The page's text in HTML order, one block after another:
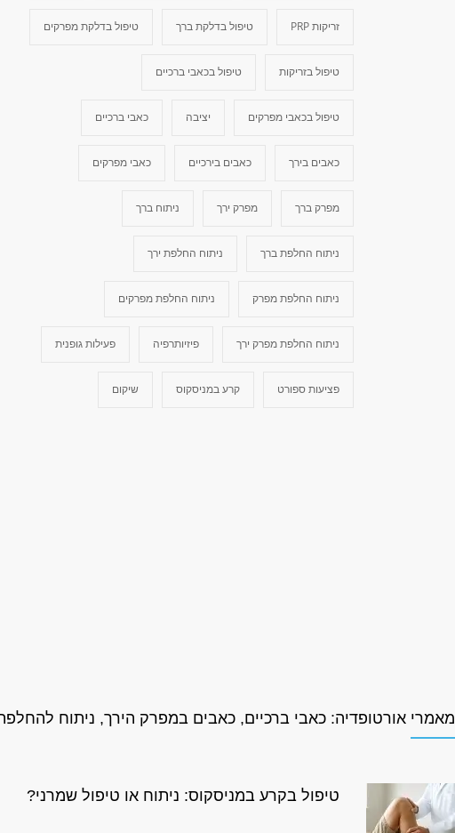
זריקות PRP טיפול בדלקת ברך טיפול בדלקת מפרקים
טיפול בזריקות טיפול בכאבי ברכיים
טיפול בכאבי מפרקים יציבה כאבי ברכיים
כאבים בירך כאבים בירכיים כאבי מפרקים
מפרק ברך מפרק ירך ניתוח ברך
ניתוח החלפת ברך ניתוח החלפת ירך
ניתוח החלפת מפרק ניתוח החלפת מפרקים
ניתוח החלפת מפרק ירך פיזיותרפיה פעילות גופנית
פציעות ספורט קרע במניסקוס שיקום
מאמרי אורטופדיה: כאבי ברכיים, כאבים במפרק הירך, ניתוח
טיפול בקרע במניסקוס: ניתוח או טיפול שמרני?